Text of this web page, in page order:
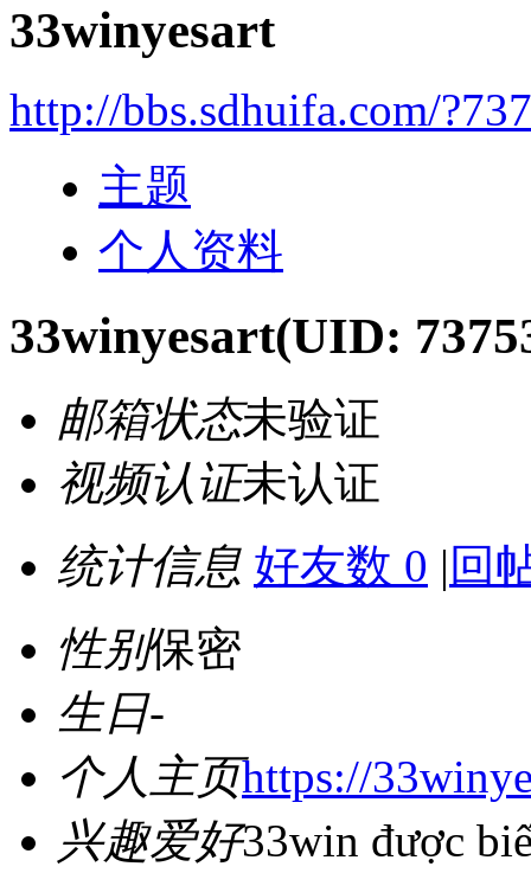
33winyesart
http://bbs.sdhuifa.com/
主题
个人资料
33winyesart(UID:
邮箱状态未验证
视频认证未认证
统计信息 好友数 0 | 回
性别保密
生日-
个人主页https://
兴趣爱好33win được